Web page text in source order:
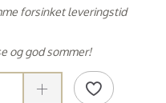
forsinket leveringstid
og god sommer!